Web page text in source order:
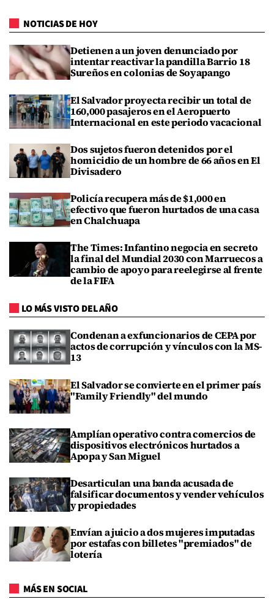
NOTICIAS DE HOY
Detienen a un joven denunciado por
intentar reactivar la pandilla Barrio 18
Sureños en colonias de Soyapango
El Salvador proyecta recibir un total de
160,000 pasajeros en el Aeropuerto
Internacional en este periodo vacacional
Dos sujetos fueron detenidos por el
homicidio de un hombre de 66 años en El
Divisadero
Policía recupera más de $1,000 en
efectivo que fueron hurtados de una casa
en Chalchuapa
The Times: Infantino negocia en secreto
la final del Mundial 2030 con Marruecos a
cambio de apoyo para reelegirse al frente
de la FIFA
LO MÁS VISTO DEL AÑO
Condenan a exfuncionarios de CEPA por
actos de corrupción y vínculos con la MS-
13
El Salvador se convierte en el primer país
"Family Friendly" del mundo
Amplían operativo contra comercios de
dispositivos electrónicos hurtados a
Apopa y San Miguel
Desarticulan una banda acusada de
falsificar documentos y vender vehículos
y propiedades
Envían a juicio a dos mujeres imputadas
por estafas con billetes "premiados" de
lotería
MÁS EN SOCIAL